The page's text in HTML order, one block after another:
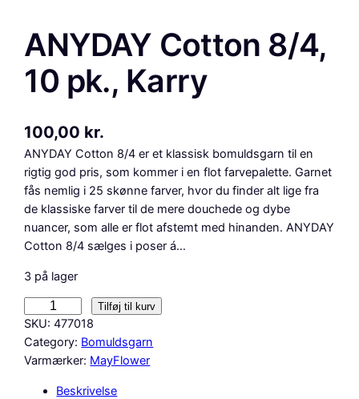
ANYDAY Cotton 8/4,
10 pk., Karry
100,00 kr.
ANYDAY Cotton 8/4 er et klassisk bomuldsgarn til en
rigtig god pris, som kommer i en flot farvepalette. Garnet
fås nemlig i 25 skønne farver, hvor du finder alt lige fra
de klassiske farver til de mere douchede og dybe
nuancer, som alle er flot afstemt med hinanden. ANYDAY
Cotton 8/4 sælges i poser á…
3 på lager
N
Y
D
Tilføj til kurv
SKU: 477018
Category: Bomuldsgarn
Varmærker: MayFlower
Beskrivelse